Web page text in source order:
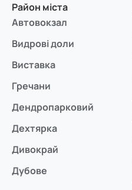
Район міста
Автовокзал
Видрові доли
Виставка
Гречани
Дендропарковий
Дехтярка
Дивокрай
Дубове